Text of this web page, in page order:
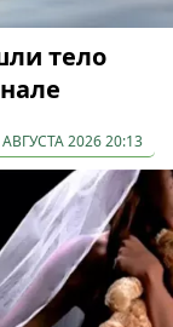
тело
2026 20:13